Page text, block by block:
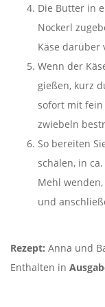
Die Butter in
Nockerl
Käse darüber
Wenn der
gießen, kurz
sofort mit
zwiebeln
So bereiten
schälen, in
Mehl
und
Rezept: Anna und
Enthalten in